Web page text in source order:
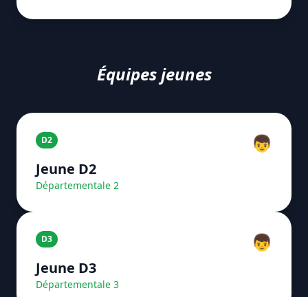
Équipes jeunes
D2 👦
Jeune D2
Départementale 2
D3 👦
Jeune D3
Départementale 3